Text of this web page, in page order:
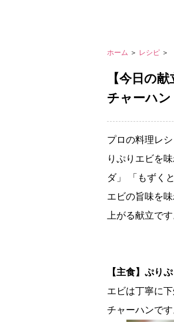
ホーム ＞ レシピ ＞
【今日の
チャーハン
プロの料理レ
りぷりエビを
ダ」 「もずく
エビの旨味を
上がる献立です
【主食】ぷり
エビは丁寧に
チャーハンです